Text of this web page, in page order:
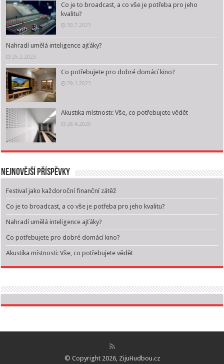
Co je to broadcast, a co vše je potřeba pro jeho
kvalitu?
30.7.2023
Nahradí umělá inteligence ajťáky?
25.2.2023
Co potřebujete pro dobré domácí kino?
29.1.2023
Akustika místnosti: Vše, co potřebujete vědět
28.4.2020
Nejnovější příspěvky
Festival jako každoroční finanční zátěž
Co je to broadcast, a co vše je potřeba pro jeho kvalitu?
Nahradí umělá inteligence ajťáky?
Co potřebujete pro dobré domácí kino?
Akustika místnosti: Vše, co potřebujete vědět
© Copyright 2026, ZijuHudbou.cz